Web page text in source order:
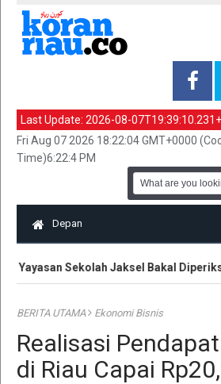
Last Update: 2026-08-
Fri Aug 07 2026 18:22:04 GMT+0000
Time)6:22:4 PM
Depan
Yayasan Sekolah Jaksel Bakal Diperiksa
BERITA UTAMA Ekonomi Bisnis
Realisasi
di Riau Capai